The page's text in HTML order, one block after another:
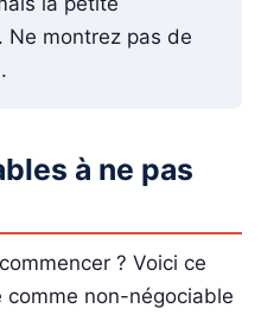
Ne montrez pas de
à ne pas
? Voici ce
non-négociable